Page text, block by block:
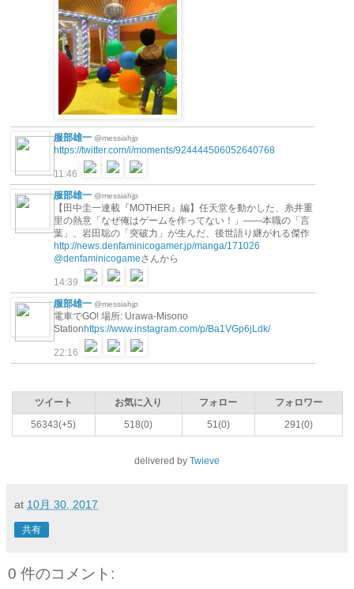
服部雄一 @messiahjp
https://twitter.com/i/moments/924444506052640768
11:46
服部雄一 @messiahjp
【田中圭一連載『MOTHER』編】任天堂を動かした、糸井重
里の熱意「なぜ俺はゲームを作ってない！」――本職の「言
葉」、岩田聡の「突破力」が生んだ、後世語り継がれる傑作
http://news.denfaminicogamer.jp/manga/171026
@denfaminicogameさんから
14:39
服部雄一 @messiahjp
電車でGO! 場所: Urawa-Misono
Stationhttps://www.instagram.com/p/Ba1VGp6jLdk/
22:16
ツイート お気に入り フォロー
フォロワー
56343(+5)
518(0) 51(0) 291(0)
delivered by Twieve
at 10月 30, 2017
共有
0 件のコメント: